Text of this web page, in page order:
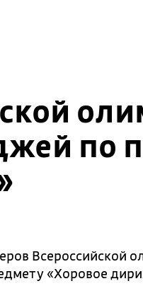
по
Всероссийской
«Хоровое